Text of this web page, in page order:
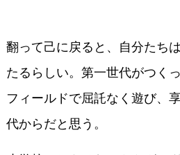
翻って己に戻ると、自分たち
たるらしい。第一世代がつく
フィールドで屈託なく遊び、
代からだと思う。